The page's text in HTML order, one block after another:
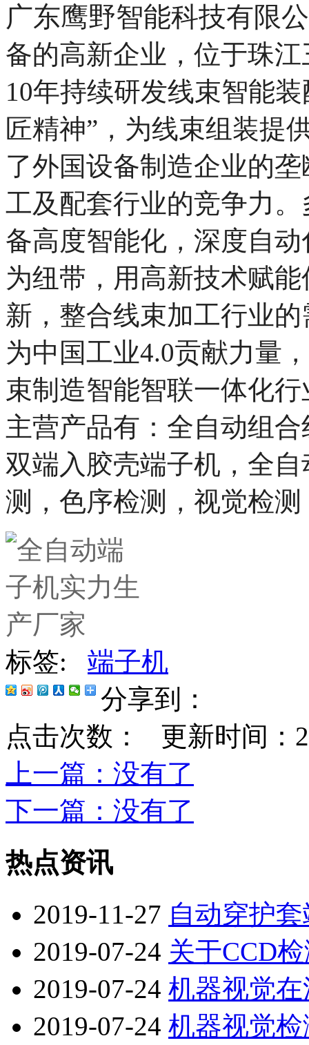
广东鹰野智能科技有限
备的高新企业， 位于珠
10年持续研发线束智能
匠精神”，为线束组装提
了外国设备制造企业的
工及配套行业的竞争力
备高度智能化，深度自
为纽带，用高新技术赋
新， 整合线束加工行业
为中国工业4.0贡献力量，
束制造智能智联一体化
主营产品有：全自动组
双端入胶壳端子机，全
测，色序检测，视觉检
标签: 端子机
分享到：
点击次数：
更新时间：
上一篇 ：没有了
下一篇 ：没有了
热点资讯
2019-11-27 自动穿护
2019-07-24 关于CCD
2019-07-24 机器视觉
2019-07-24 机器视觉